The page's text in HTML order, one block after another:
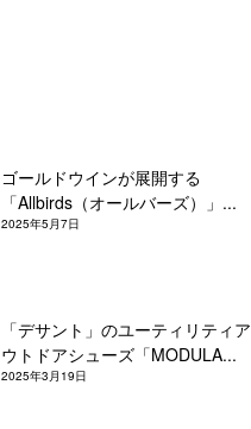
ゴールドウインが展開する
「Allbirds（オールバーズ）」...
2025年5月7日
「デサント」のユーティリティア
ウトドアシューズ「MODULA...
2025年3月19日